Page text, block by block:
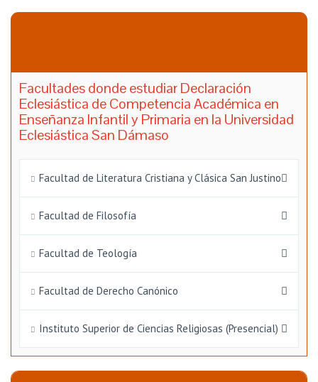
Facultades donde estudiar Declaración
Eclesiástica de Competencia Académica en
Enseñanza Infantil y Primaria en la Universidad
Eclesiástica San Dámaso
Facultad de Literatura Cristiana y Clásica San Justino
Facultad de Filosofía
Facultad de Teología
Facultad de Derecho Canónico
Instituto Superior de Ciencias Religiosas (Presencial)